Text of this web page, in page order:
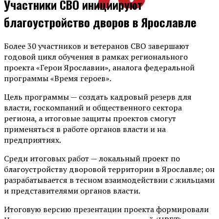
Участники СВО инициируют
благоустройство дворов в Ярославле
Более 30 участников и ветеранов СВО завершают
годовой цикл обучения в рамках регионального
проекта «Герои Ярославии», аналога федеральной
программы «Время героев».
Цель программы — создать кадровый резерв для
власти, госкомпаний и общественного сектора
региона, а итоговые защиты проектов смогут
применяться в работе органов власти и на
предприятиях.
Среди итоговых работ — локальный проект по
благоустройству дворовой территории в Ярославле; он
разрабатывается в тесном взаимодействии с жильцами
и представителями органов власти.
Итоговую версию презентации проекта формировали